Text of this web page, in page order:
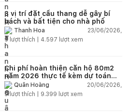
3 vị trí đặt cầu thang dễ gây bí
bách và bất tiện cho nhà phố
Thanh Hoa
23/06/2026,
5 lượt thích | 4.597 lượt xem
Chi phí hoàn thiện căn hộ 80m2
năm 2026 thực tế kèm dự toán
chi tiết từng hạng mục
Quân Hoàng
20/06/2026,
9lượt thích | 9.399 lượt xem